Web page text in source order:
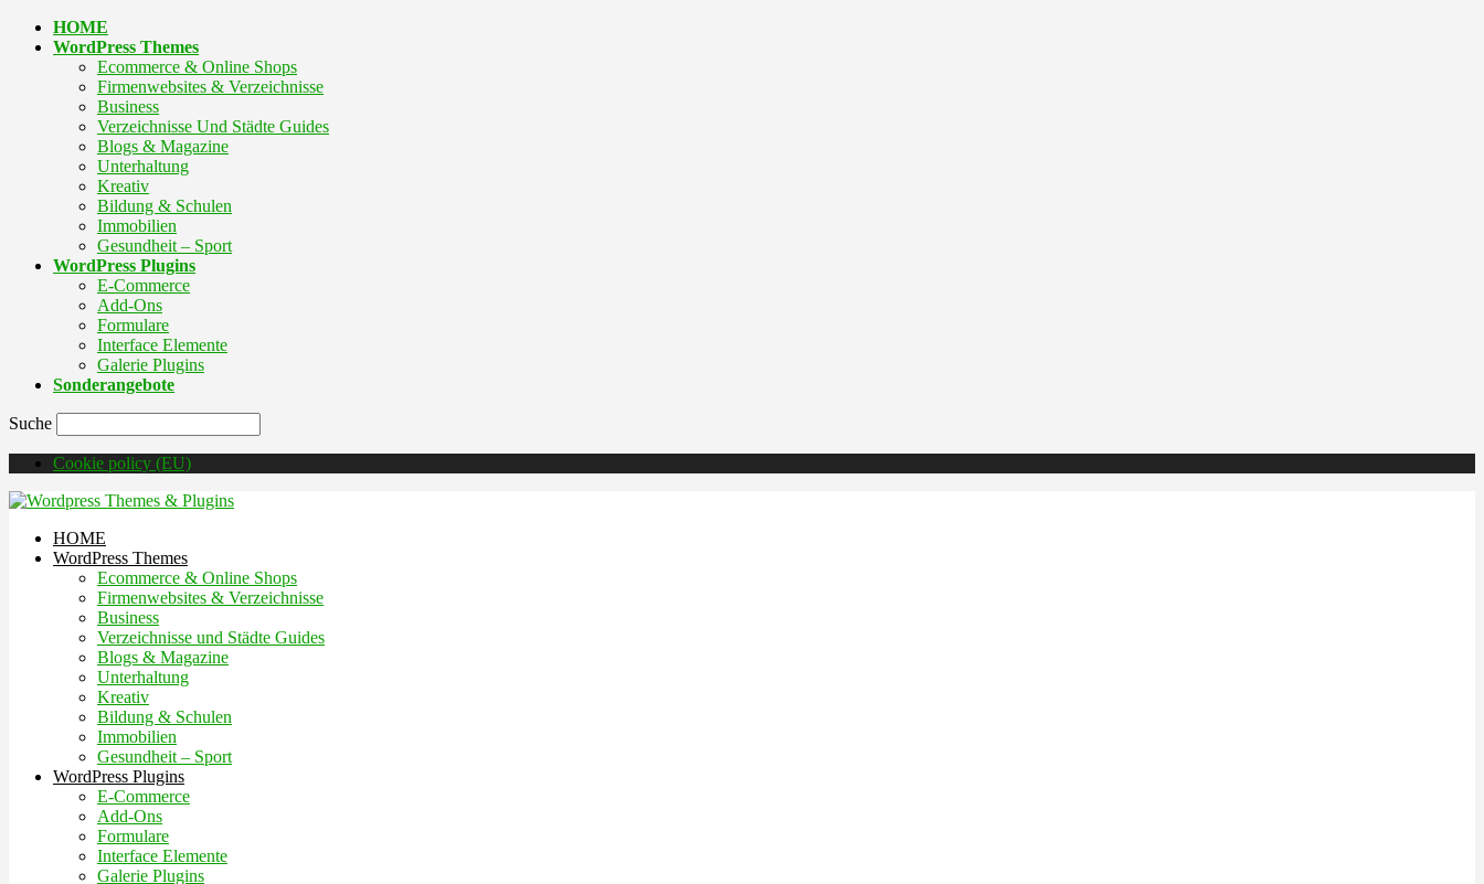
HOME
WordPress Themes
Ecommerce & Online Shops
Firmenwebsites & Verzeichnisse
Business
Verzeichnisse Und Städte Guides
Blogs & Magazine
Unterhaltung
Kreativ
Bildung & Schulen
Immobilien
Gesundheit – Sport
WordPress Plugins
E-Commerce
Add-Ons
Formulare
Interface Elemente
Galerie Plugins
Sonderangebote
Suche
Cookie policy (EU)
HOME
WordPress Themes
Ecommerce & Online Shops
Firmenwebsites & Verzeichnisse
Business
Verzeichnisse und Städte Guides
Blogs & Magazine
Unterhaltung
Kreativ
Bildung & Schulen
Immobilien
Gesundheit – Sport
WordPress Plugins
E-Commerce
Add-Ons
Formulare
Interface Elemente
Galerie Plugins